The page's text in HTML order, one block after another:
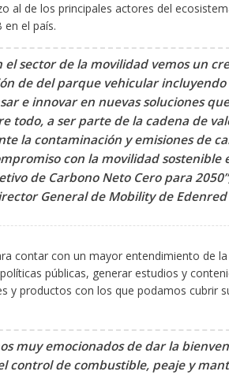
al de los principales actores del
el país.
el sector de la movilidad vemos un
de del parque vehicular incluyendo
e innovar en nuevas soluciones
todo, a ser parte de la cadena de
la contaminación y emisiones de
con la movilidad sostenible
de Carbono Neto Cero para
General de Mobility de Edenred
contar con un mayor entendimiento de
públicas, generar estudios y
y productos con los que podamos cubrir
muy emocionados de dar la
control de combustible, peaje y